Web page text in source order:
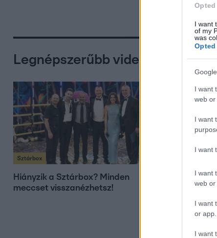
Opted
I want
of my
was
I want
web or
I want
I want
I want
web or
I want
or app.
I want
Legnépszerűbb videók
Sztárbox
Hiányzik a Sztárbox? Minden
meccset visszanézhetsz!
Sidlovics
tett